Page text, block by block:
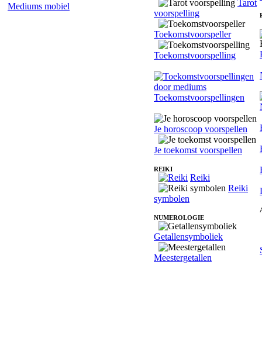
Mediums mobiel
Tarot
voorspelling
Toekomstvoorspeller
Toekomstvoorspelling
Toekomstvoorspellingen
Je horoscoop voorspellen
Je toekomst voorspellen
REIKI
Reiki
Reiki
symbolen
NUMEROLOGIE
Getallensymboliek
Meestergetallen